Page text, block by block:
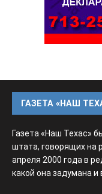
ГАЗЕТА «НАШ
Газета «Наш Техас»
штата, говорящих на
апреля 2000 года в
какой она задумана